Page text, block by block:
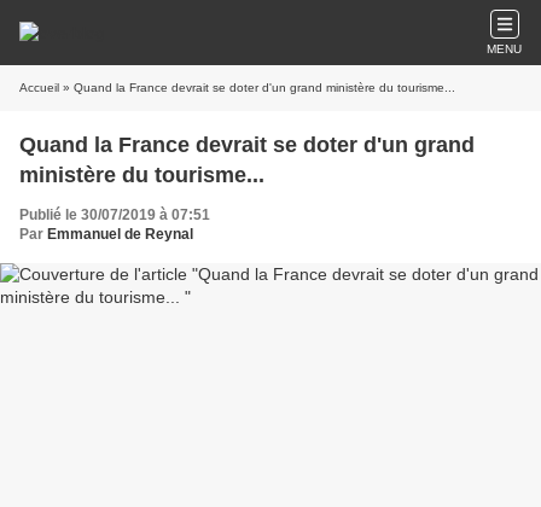
MENU
Accueil » Quand la France devrait se doter d'un grand ministère du tourisme...
Quand la France devrait se doter d'un grand
ministère du tourisme...
Publié le 30/07/2019 à 07:51
Par Emmanuel de Reynal